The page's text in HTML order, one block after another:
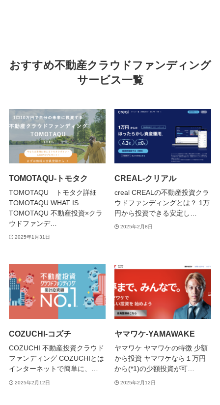
おすすめ不動産クラウドファンディング
サービス一覧
TOMOTAQU-トモタク
TOMOTAQU トモタク詳細
TOMOTAQU WHAT IS
TOMOTAQU 不動産投資×クラ
ウドファンデ…
2025年1月31日
CREAL-クリアル
creal CREALの不動産投資クラ
ウドファンディングとは？ 1万
円から投資できる安定し…
2025年2月8日
COZUCHI-コズチ
COZUCHI 不動産投資クラウド
ファンディング COZUCHIとは
インターネットで簡単に、…
2025年2月12日
ヤマワケ-YAMAWAKE
ヤマワケ ヤマワケの特徴 少額
から投資 ヤマワケなら１万円
から(*1)の少額投資が可…
2025年2月12日